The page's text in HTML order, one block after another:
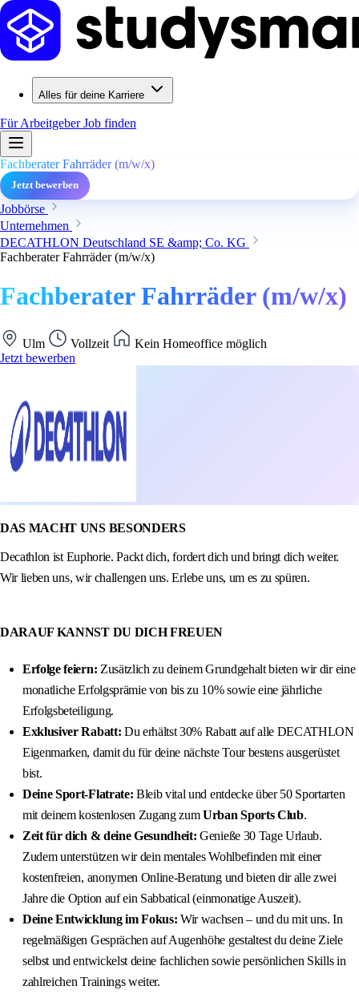
Alles für deine Karriere
Für ArbeitgeberJob finden
Fachberater Fahrräder (m/w/x)
Jetzt bewerben
Jobbörse
Unternehmen
DECATHLON Deutschland SE &amp; Co. KG
Fachberater Fahrräder (m/w/x)
Fachberater Fahrräder (m/w/x)
Ulm Vollzeit
Kein Homeoffice möglich
Jetzt bewerben
DAS MACHT UNS BESONDERS
Decathlon ist Euphorie. Packt dich, fordert dich und bringt dich weiter.
Wir lieben uns, wir challengen uns. Erlebe uns, um es zu spüren.
DARAUF KANNST DU DICH FREUEN
Erfolge feiern: Zusätzlich zu deinem Grundgehalt bieten wir dir eine
monatliche Erfolgsprämie von bis zu 10% sowie eine jährliche
Erfolgsbeteiligung.
Exklusiver Rabatt: Du erhältst 30% Rabatt auf alle DECATHLON
Eigenmarken, damit du für deine nächste Tour bestens ausgerüstet
bist.
Deine Sport-Flatrate: Bleib vital und entdecke über 50 Sportarten
mit deinem kostenlosen Zugang zumUrban Sports Club.
Zeit für dich & deine Gesundheit:Genieße 30 Tage Urlaub.
Zudem unterstützen wir dein mentales Wohlbefinden mit einer
kostenfreien, anonymen Online-Beratung und bieten dir alle zwei
Jahre die Option auf ein Sabbatical (einmonatige Auszeit).
Deine Entwicklung im Fokus:Wir wachsen – und du mit uns. In
regelmäßigen Gesprächen auf Augenhöhe gestaltest du deine Ziele
selbst und entwickelst deine fachlichen sowie persönlichen Skills in
zahlreichen Trainings weiter.